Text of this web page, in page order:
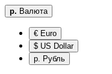
р. Валюта
€ Euro
$ US Dollar
р. Рубль